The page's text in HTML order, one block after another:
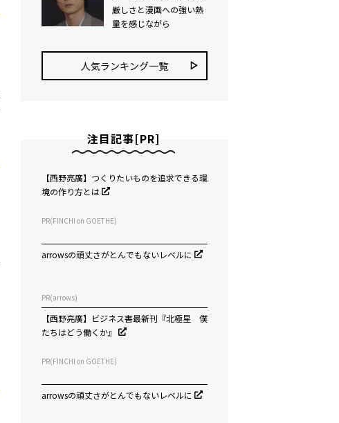
厳しさと漫画への強い熱
量を感じながら
人気ランキング⼀覧
注目記事[PR]
【西野亮廣】つくりたいものを追求できる環
境の作り方とは
PR(FINCHI on GOETHE)
arrowsの頑丈さがとんでもないレベルに
PR(arrows)
【西野亮廣】ビジネス書最新刊『北極星 僕
たちはどう働くか』
PR(FINCHI on GOETHE)
arrowsの頑丈さがとんでもないレベルに